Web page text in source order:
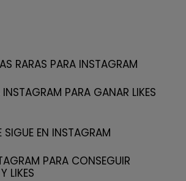
RARAS PARA INSTAGRAM
INSTAGRAM PARA GANAR LIKES
SIGUE EN INSTAGRAM
PARA CONSEGUIR
LIKES